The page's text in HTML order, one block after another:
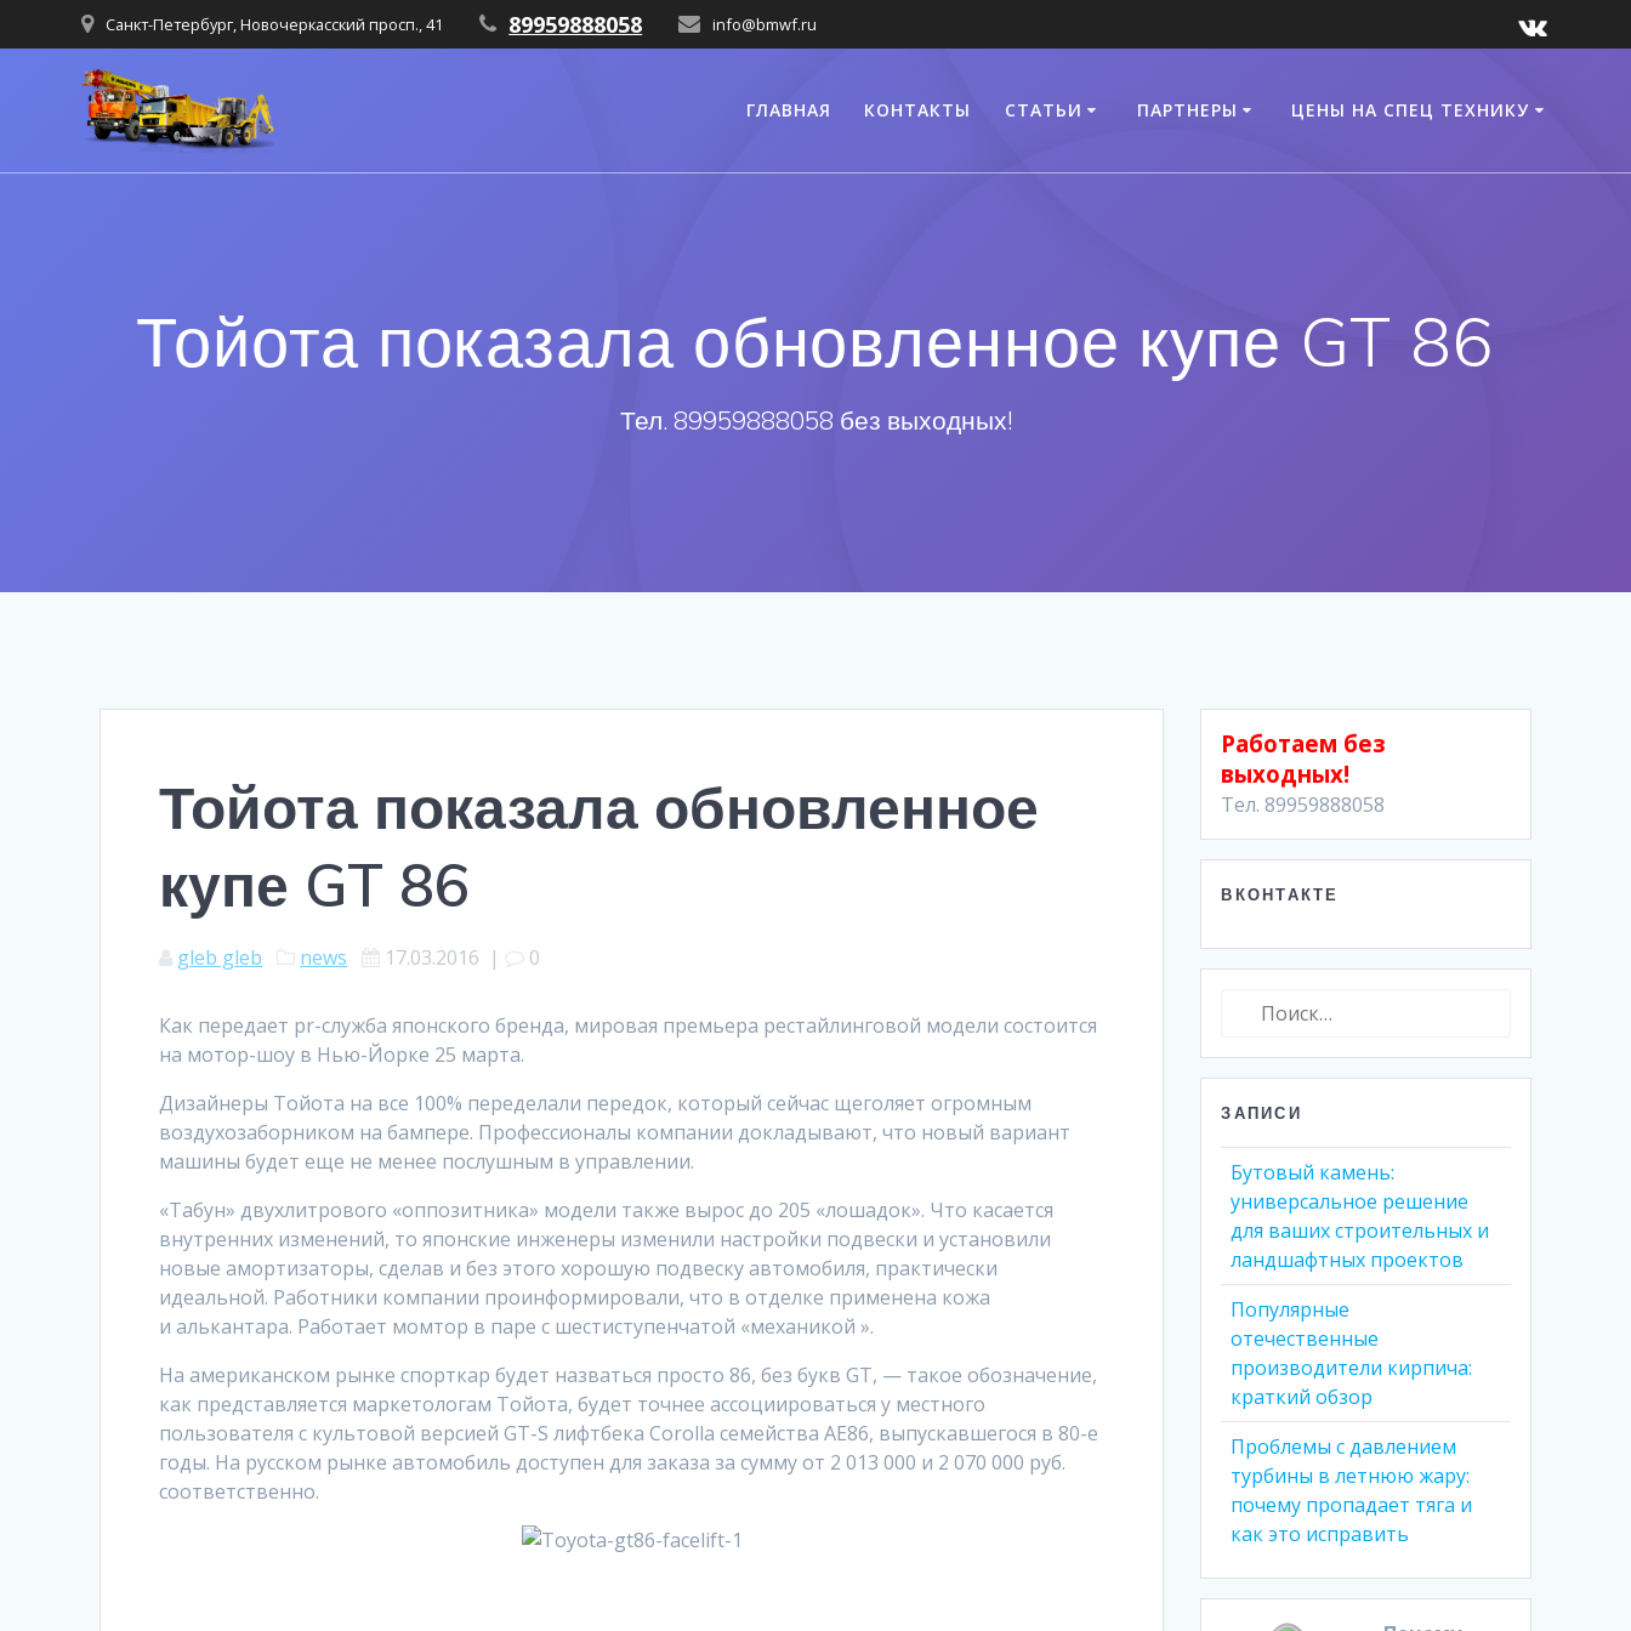
Санкт-Петербург, Новочеркасский просп., 41 89959888058 info@bmwf.ru
ГЛАВНАЯ КОНТАКТЫ СТАТЬИ ПАРТНЕРЫ ЦЕНЫ НА СПЕЦ ТЕХНИКУ
Тойота показала обновленное купе GT 86
Тел. 89959888058 без выходных!
Тойота показала обновленное
купе GT 86
gleb gleb news 17.03.2016 | 0
Как передает pr-служба японского бренда, мировая премьера рестайлинговой модели состоится
на мотор-шоу в Нью-Йорке 25 марта.
Дизайнеры Тойота на все 100% переделали передок, который сейчас щеголяет огромным
воздухозаборником на бампере. Профессионалы компании докладывают, что новый вариант
машины будет еще не менее послушным в управлении.
«Табун» двухлитрового «оппозитника» модели также вырос до 205 «лошадок». Что касается
внутренних изменений, то японские инженеры изменили настройки подвески и установили
новые амортизаторы, сделав и без этого хорошую подвеску автомобиля, практически
идеальной. Работники компании проинформировали, что в отделке применена кожа
и алькантара. Работает момтор в паре с шестиступенчатой «механикой ».
На американском рынке спорткар будет назваться просто 86, без букв GT, — такое обозначение,
как представляется маркетологам Тойота, будет точнее ассоциироваться у местного
пользователя с культовой версией GT-S лифтбека Corolla семейства AE86, выпускавшегося в 80-е
годы. На русском рынке автомобиль доступен для заказа за сумму от 2 013 000 и 2 070 000 руб.
соответственно.
Работаем без
выходных!
Тел. 89959888058
ВКОНТАКТЕ
Найти:
ЗАПИСИ
Бутовый камень:
универсальное решение
для ваших строительных и
ландшафтных проектов
Популярные
отечественные
производители кирпича:
краткий обзор
Проблемы с давлением
турбины в летнюю жару:
почему пропадает тяга и
как это исправить